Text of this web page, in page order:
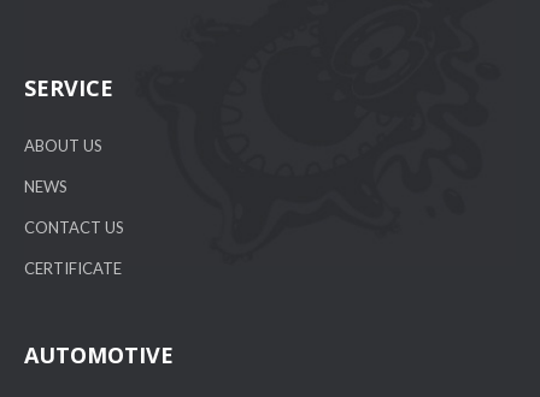
SERVICE
ABOUT US
NEWS
CONTACT US
CERTIFICATE
AUTOMOTIVE